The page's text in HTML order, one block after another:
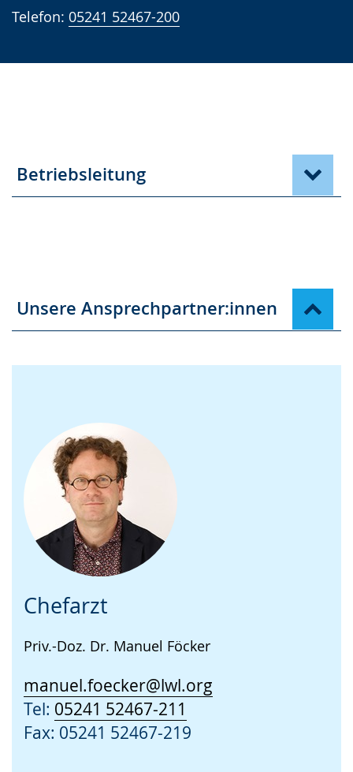
Telefon: 05241 52467-200
wird
Betriebsleitung
Unsere Ansprechpartner:innen
Chefarzt
Priv.-Doz. Dr. Manuel Föcker
manuel.foecker@lwl.org
Tel: 05241 52467-211
Fax: 05241 52467-219